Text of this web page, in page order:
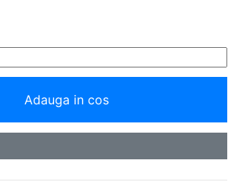
Adauga in cos